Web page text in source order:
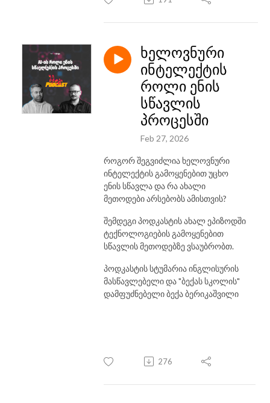
ხელოვნური
ინტელექტის
როლი ენის
სწავლის
პროცესში
Feb 27, 2026
როგორ შეგვიძლია ხელოვნური
ინტელექტის გამოყენებით უცხო
ენის სწავლა და რა ახალი
მეთოდები არსებობს ამისთვის?
შემდეგი პოდკასტის ახალ ეპიზოდში
ტექნოლოგიების გამოყენებით
სწავლის მეთოდებზე ვსაუბრობთ.
პოდკასტის სტუმარია ინგლისურის
მასწავლებელი და "ბექას სკოლის"
დამფუძნებელი ბექა ბერიკაშვილი
276